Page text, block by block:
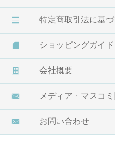
特定商取引法に基
ショッピングガイド
会社概要
メディア・マスコ
お問い合わせ